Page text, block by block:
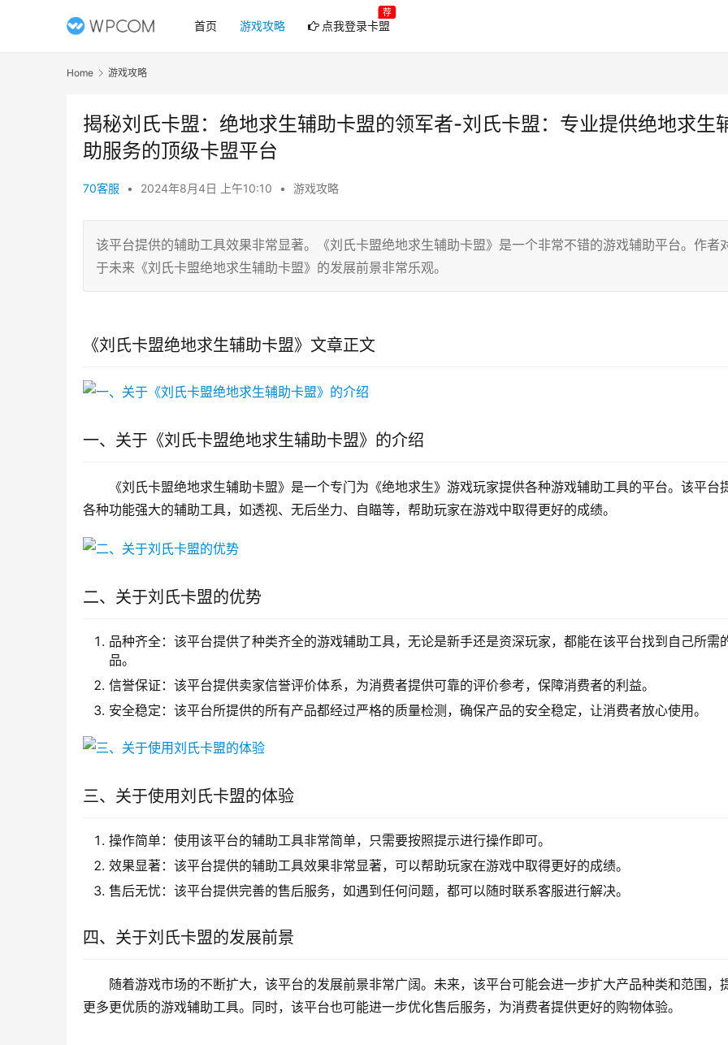
首页 游戏攻略 点我登录卡盟
荐
Home 游戏攻略
揭秘刘氏卡盟：绝地求生辅助卡盟的领军者-刘氏卡盟：专业提供绝地求生
助服务的顶级卡盟平台
70客服 • 2024年8月4日 上午10:10 • 游戏攻略
该平台提供的辅助工具效果非常显著。《刘氏卡盟绝地求生辅助卡盟》是一个非常不错的游戏辅助平台。作者
于未来《刘氏卡盟绝地求生辅助卡盟》的发展前景非常乐观。
《刘氏卡盟绝地求生辅助卡盟》文章正文
一、关于《刘氏卡盟绝地求生辅助卡盟》的介绍
《刘氏卡盟绝地求生辅助卡盟》是一个专门为《绝地求生》游戏玩家提供各种游戏辅助工具的平台。该平台
各种功能强大的辅助工具，如透视、无后坐力、自瞄等，帮助玩家在游戏中取得更好的成绩。
二、关于刘氏卡盟的优势
品种齐全：该平台提供了种类齐全的游戏辅助工具，无论是新手还是资深玩家，都能在该平台找到自己所需
品。
信誉保证：该平台提供卖家信誉评价体系，为消费者提供可靠的评价参考，保障消费者的利益。
安全稳定：该平台所提供的所有产品都经过严格的质量检测，确保产品的安全稳定，让消费者放心使用。
三、关于使用刘氏卡盟的体验
操作简单：使用该平台的辅助工具非常简单，只需要按照提示进行操作即可。
效果显著：该平台提供的辅助工具效果非常显著，可以帮助玩家在游戏中取得更好的成绩。
售后无忧：该平台提供完善的售后服务，如遇到任何问题，都可以随时联系客服进行解决。
四、关于刘氏卡盟的发展前景
随着游戏市场的不断扩大，该平台的发展前景非常广阔。未来，该平台可能会进一步扩大产品种类和范围，
更多更优质的游戏辅助工具。同时，该平台也可能进一步优化售后服务，为消费者提供更好的购物体验。